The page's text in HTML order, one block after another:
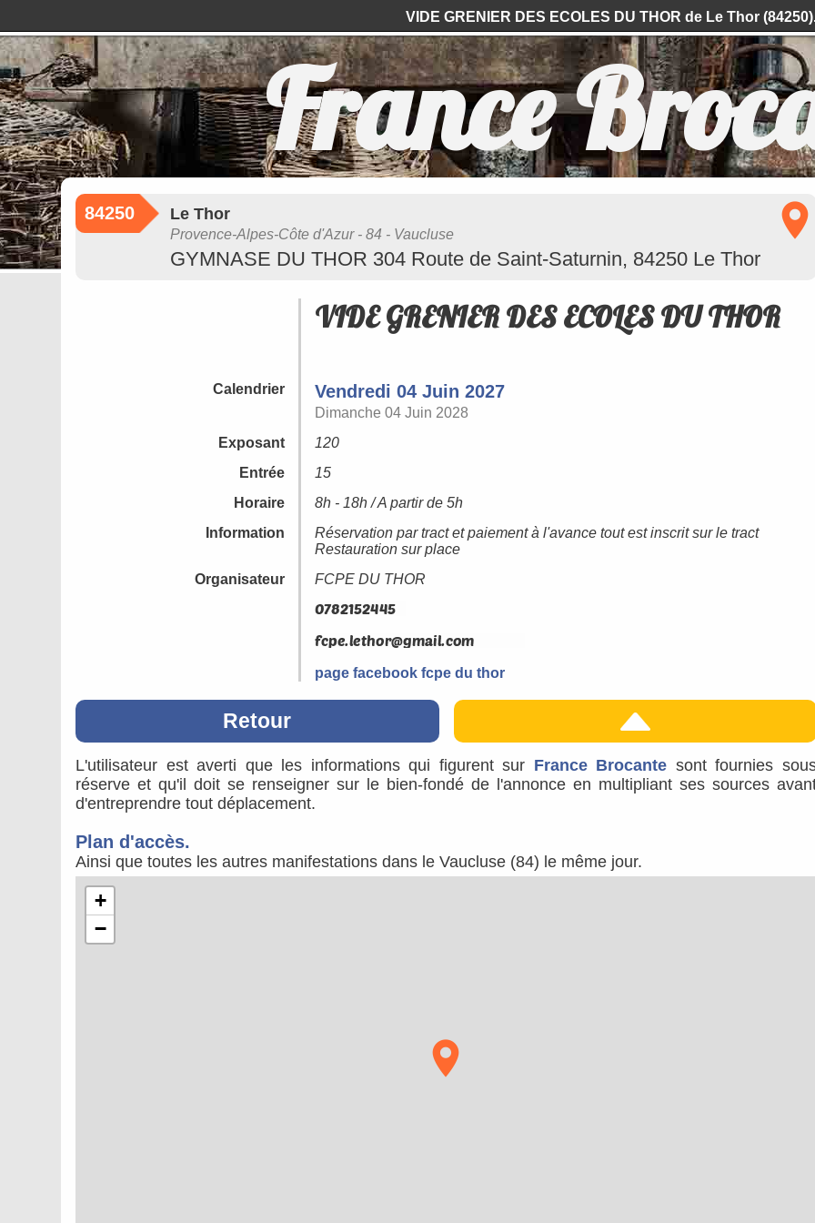
VIDE GRENIER DES ECOLES DU THOR de Le Thor
France
84250 Le Thor
Provence-Alpes-Côte d'Azur - 84 - Vaucluse
GYMNASE DU THOR 304 Route de Saint-Saturnin, 84250 Le Thor
VIDE GRENIER DES ECOLES DU THOR
Calendrier Vendredi 04 Juin 2027
Dimanche 04 Juin 2028
Exposant
120
Entrée
15
Horaire
8h - 18h / A partir de 5h
Information
Réservation par tract et paiement à l'avance tout est inscrit sur le tract
Restauration sur place
Organisateur
FCPE DU THOR
page facebook fcpe du thor
Retour
L'utilisateur est averti que les informations qui figurent sur France Brocante sont fournies
réserve et qu'il doit se renseigner sur le bien-fondé de l'annonce en multipliant ses sources
d'entreprendre tout déplacement.
Plan d'accès.
Ainsi que toutes les autres manifestations dans le Vaucluse (84) le même jour.
+
−